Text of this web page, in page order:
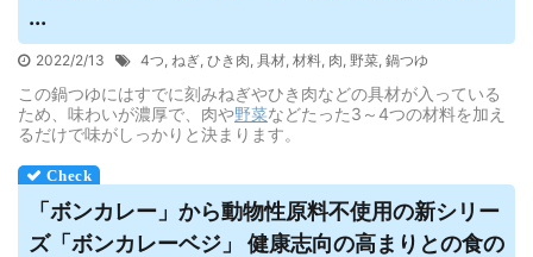
...
2022/2/13 4つ, ねぎ, ひき肉, 具材, 材料, 肉, 野菜, 鍋つゆ
この鍋つゆにはすでに刻みねぎやひき肉などの具材が入っている
ため、味わいが濃厚で、肉や野菜などたった3～4つの材料を加え
るだけで味がしっかりと決まります。
「ボンカレー」から動物性原料不使用の新シリー
ズ「ボンカレーベジ」 健康志向の高まりとの食の